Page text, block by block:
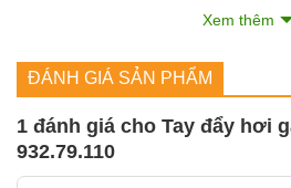
Thân bằng
Màu hoàn thiện: Đen
Chức năng giữ
cửa:
Lực đóng cửa:
Xem thêm
ĐÁNH GIÁ SẢN PHẨM
1 đánh giá cho Tay đẩy hơi
932.79.110